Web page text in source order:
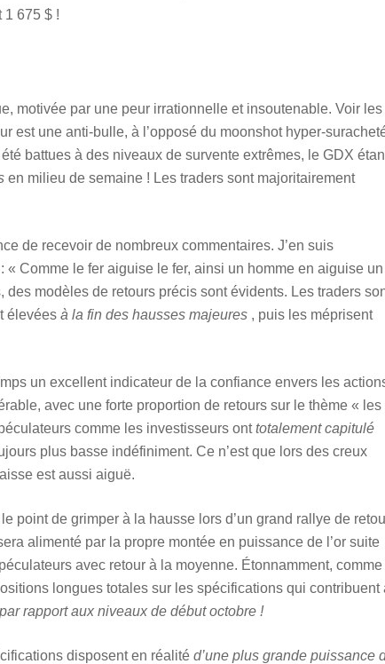
1 675 $ !
motivée par une peur irrationnelle et insoutenable. Voir les
est une anti-bulle, à l’opposé du moonshot hyper-
battues à des niveaux de survente extrêmes, le GDX
en milieu de semaine ! Les traders sont majoritairement
de recevoir de nombreux commentaires. J’en suis
Comme le fer aiguise le fer, ainsi un homme en aiguise un
modèles de retours précis sont évidents. Les traders
élevées à la fin des hausses majeures , puis les méprisent
un excellent indicateur de la confiance envers les
avec une forte proportion de retours sur le thème « les
comme les investisseurs onttotalement capitulé
plus basse indéfiniment. Ce n’est que lors des creux
est aussi aiguë.
point de grimper à la hausse lors d’un grand rallye de
alimenté par la propre montée en puissance de l’or suite
avec retour à la moyenne. Étonnamment, comme
longues totales sur les spécifications qui contribuent
par rapport aux niveaux de début octobre !
disposent en réalité d’une plus grande puissance